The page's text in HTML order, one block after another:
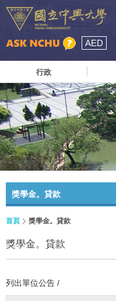
AED
行政
獎學金。貸款
首頁 獎學金。貸款
獎學金。貸款
列出單位公告 /